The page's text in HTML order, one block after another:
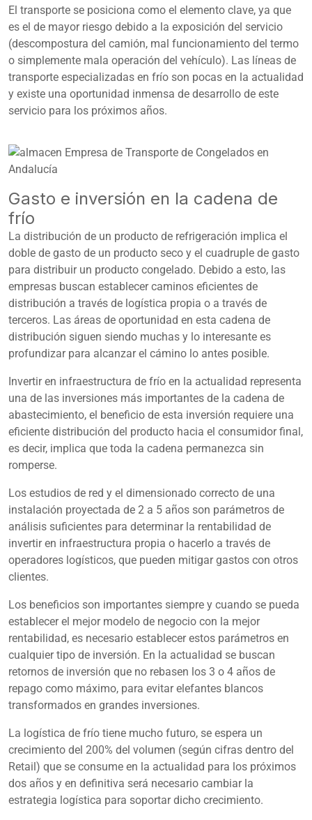
El transporte se posiciona como el elemento clave, ya que
es el de mayor riesgo debido a la exposición del servicio
(descompostura del camión, mal funcionamiento del termo
o simplemente mala operación del vehículo). Las líneas de
transporte especializadas en frío son pocas en la actualidad
y existe una oportunidad inmensa de desarrollo de este
servicio para los próximos años.
Gasto e inversión en la cadena de
frío
La distribución de un producto de refrigeración implica el
doble de gasto de un producto seco y el cuadruple de gasto
para distribuir un producto congelado. Debido a esto, las
empresas buscan establecer caminos eficientes de
distribución a través de logística propia o a través de
terceros. Las áreas de oportunidad en esta cadena de
distribución siguen siendo muchas y lo interesante es
profundizar para alcanzar el cámino lo antes posible.
Invertir en infraestructura de frío en la actualidad representa
una de las inversiones más importantes de la cadena de
abastecimiento, el beneficio de esta inversión requiere una
eficiente distribución del producto hacia el consumidor final,
es decir, implica que toda la cadena permanezca sin
romperse.
Los estudios de red y el dimensionado correcto de una
instalación proyectada de 2 a 5 años son parámetros de
análisis suficientes para determinar la rentabilidad de
invertir en infraestructura propia o hacerlo a través de
operadores logísticos, que pueden mitigar gastos con otros
clientes.
Los beneficios son importantes siempre y cuando se pueda
establecer el mejor modelo de negocio con la mejor
rentabilidad, es necesario establecer estos parámetros en
cualquier tipo de inversión. En la actualidad se buscan
retornos de inversión que no rebasen los 3 o 4 años de
repago como máximo, para evitar elefantes blancos
transformados en grandes inversiones.
La logística de frío tiene mucho futuro, se espera un
crecimiento del 200% del volumen (según cifras dentro del
Retail) que se consume en la actualidad para los próximos
dos años y en definitiva será necesario cambiar la
estrategia logística para soportar dicho crecimiento.